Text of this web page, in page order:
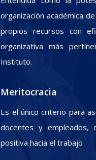
organización académica
propios recursos con
organizativa más
Instituto.
Meritocracia
Es el único criterio para
docentes y empleados,
positiva hacia el trabajo